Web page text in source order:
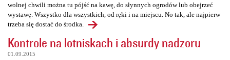
wolnej chwili można tu pójść na kawę, do słynnych ogrodów lub obejrzeć
wystawę. Wszystko dla wszystkich, od ręki i na miejscu. No tak, ale najpierw
trzeba się dostać do środka.
Kontrole na lotniskach i absurdy nadzoru
01.09.2015